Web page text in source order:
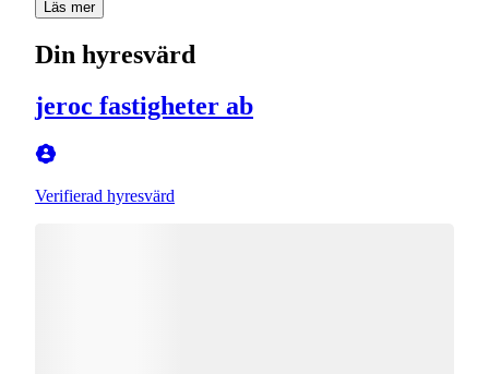
Läs mer
Din hyresvärd
jeroc fastigheter ab
Verifierad hyresvärd